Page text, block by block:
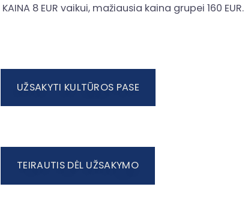
KAINA 8 EUR vaikui, mažiausia kaina grupei 160 EUR.
UŽSAKYTI KULTŪROS PASE
TEIRAUTIS DĖL UŽSAKYMO